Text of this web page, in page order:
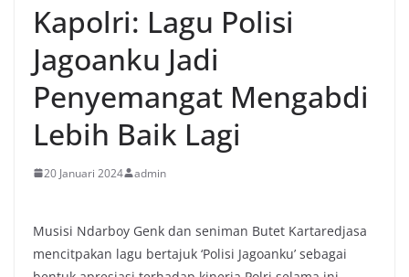
Kapolri: Lagu Polisi
Jagoanku Jadi
Penyemangat Mengabdi
Lebih Baik Lagi
20 Januari 2024 admin
Musisi Ndarboy Genk dan seniman Butet Kartaredjasa
mencitpakan lagu bertajuk ‘Polisi Jagoanku’ sebagai